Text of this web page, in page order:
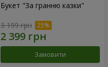
Букет "За гранню казки"
3 199 грн
Замовити